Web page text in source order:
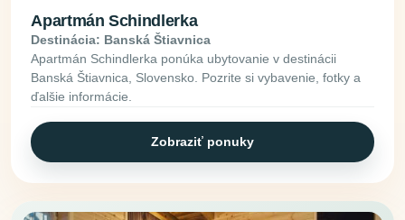
Apartmán Schindlerka
Destinácia: Banská Štiavnica
Apartmán Schindlerka ponúka ubytovanie v destinácii
Banská Štiavnica, Slovensko. Pozrite si vybavenie, fotky a
ďalšie informácie.
Zobraziť ponuky